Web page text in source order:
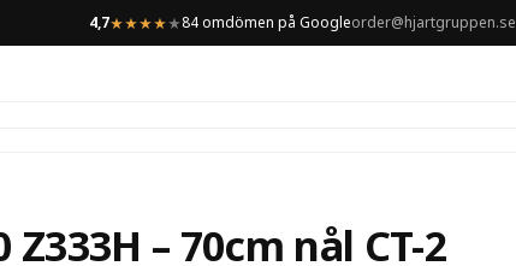
4,7★★★★★84 omdömen på Googleorder@hjartgruppen.se
– 70cm nål CT-2